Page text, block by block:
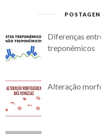
Diferenças
treponêmicos
Alteração